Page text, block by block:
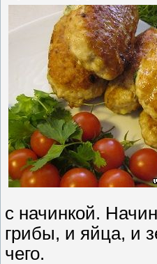
с начинкой.
грибы, и яйца, и
чего.